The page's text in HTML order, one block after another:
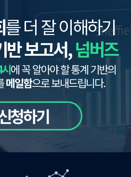
를 더 잘 이해하기
반 보고서,넘버즈
에 꼭 알아야 할 통계 기반의
메일함으로 보내드립니다.
청하기